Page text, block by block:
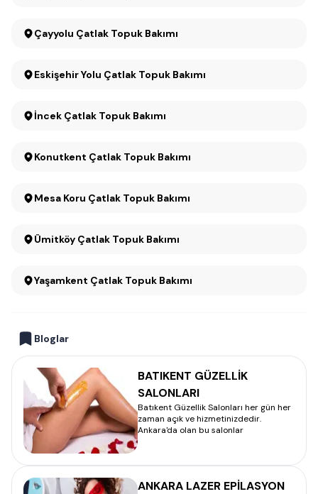
Çayyolu Çatlak Topuk Bakımı
Eskişehir Yolu Çatlak Topuk Bakımı
İncek Çatlak Topuk Bakımı
Konutkent Çatlak Topuk Bakımı
Mesa Koru Çatlak Topuk Bakımı
Ümitköy Çatlak Topuk Bakımı
Yaşamkent Çatlak Topuk Bakımı
Bloglar
BATIKENT GÜZELLİK
SALONLARI
Batıkent Güzellik Salonları her gün her
zaman açık ve hizmetinizdedir.
Ankara'da olan bu salonlar
ANKARA LAZER EPİLASYON